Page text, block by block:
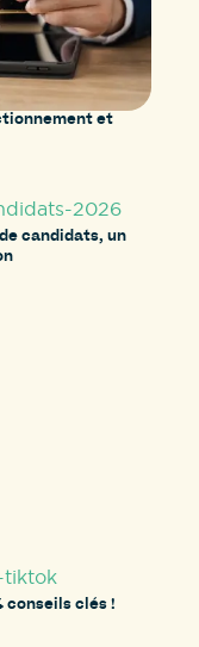
et
candidats, un
conseils clés !